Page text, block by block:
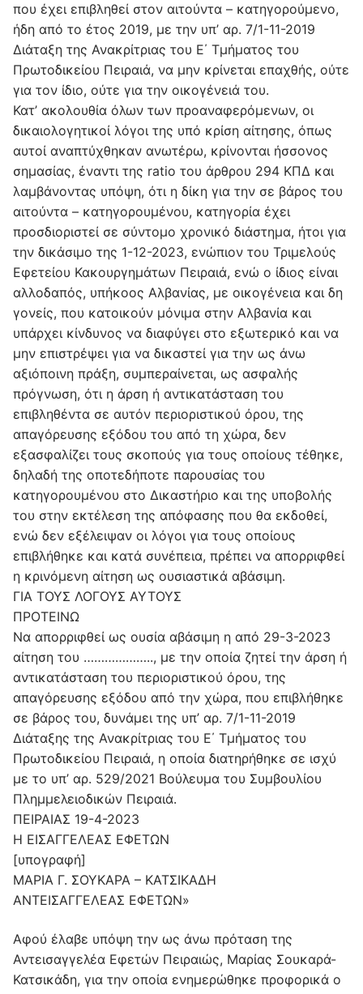
που έχει επιβληθεί στον αιτούντα – κατηγορούμενο,
ήδη από το έτος 2019, με την υπ’ αρ. 7/1-11-2019
Διάταξη της Ανακρίτριας του Ε΄ Τμήματος του
Πρωτοδικείου Πειραιά, να μην κρίνεται επαχθής, ούτε
για τον ίδιο, ούτε για την οικογένειά του.
Κατ’ ακολουθία όλων των προαναφερόμενων, οι
δικαιολογητικοί λόγοι της υπό κρίση αίτησης, όπως
αυτοί αναπτύχθηκαν ανωτέρω, κρίνονται ήσσονος
σημασίας, έναντι της ratio του άρθρου 294 ΚΠΔ και
λαμβάνοντας υπόψη, ότι η δίκη για την σε βάρος του
αιτούντα – κατηγορουμένου, κατηγορία έχει
προσδιοριστεί σε σύντομο χρονικό διάστημα, ήτοι για
την δικάσιμο της 1-12-2023, ενώπιον του Τριμελούς
Εφετείου Κακουργημάτων Πειραιά, ενώ ο ίδιος είναι
αλλοδαπός, υπήκοος Αλβανίας, με οικογένεια και δη
γονείς, που κατοικούν μόνιμα στην Αλβανία και
υπάρχει κίνδυνος να διαφύγει στο εξωτερικό και να
μην επιστρέψει για να δικαστεί για την ως άνω
αξιόποινη πράξη, συμπεραίνεται, ως ασφαλής
πρόγνωση, ότι η άρση ή αντικατάσταση του
επιβληθέντα σε αυτόν περιοριστικού όρου, της
απαγόρευσης εξόδου του από τη χώρα, δεν
εξασφαλίζει τους σκοπούς για τους οποίους τέθηκε,
δηλαδή της οποτεδήποτε παρουσίας του
κατηγορουμένου στο Δικαστήριο και της υποβολής
του στην εκτέλεση της απόφασης που θα εκδοθεί,
ενώ δεν εξέλειψαν οι λόγοι για τους οποίους
επιβλήθηκε και κατά συνέπεια, πρέπει να απορριφθεί
η κρινόμενη αίτηση ως ουσιαστικά αβάσιμη.
ΓΙΑ ΤΟΥΣ ΛΟΓΟΥΣ ΑΥΤΟΥΣ
ΠΡΟΤΕΙΝΩ
Να απορριφθεί ως ουσία αβάσιμη η από 29-3-2023
αίτηση του ……………….., με την οποία ζητεί την άρση ή
αντικατάσταση του περιοριστικού όρου, της
απαγόρευσης εξόδου από την χώρα, που επιβλήθηκε
σε βάρος του, δυνάμει της υπ’ αρ. 7/1-11-2019
Διάταξης της Ανακρίτριας του Ε΄ Τμήματος του
Πρωτοδικείου Πειραιά, η οποία διατηρήθηκε σε ισχύ
με το υπ’ αρ. 529/2021 Βούλευμα του Συμβουλίου
Πλημμελειοδικών Πειραιά.
ΠΕΙΡΑΙΑΣ 19-4-2023
Η ΕΙΣΑΓΓΕΛΕΑΣ ΕΦΕΤΩΝ
[υπογραφή]
ΜΑΡΙΑ Γ. ΣΟΥΚΑΡΑ – ΚΑΤΣΙΚΑΔΗ
ΑΝΤΕΙΣΑΓΓΕΛΕΑΣ ΕΦΕΤΩΝ»
Αφού έλαβε υπόψη την ως άνω πρόταση της
Αντεισαγγελέα Εφετών Πειραιώς, Μαρίας Σουκαρά-
Κατσικάδη, για την οποία ενημερώθηκε προφορικά ο